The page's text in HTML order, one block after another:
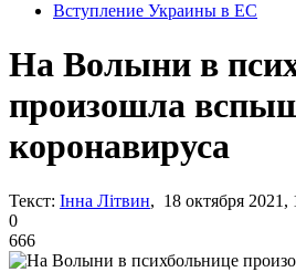
Вступление Украины в ЕС
На Волыни в
произошла
коронавируса
Текст: Інна Літвин, 18 октября 2021,
0
666